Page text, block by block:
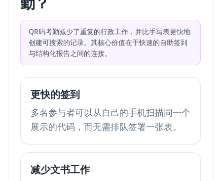
QR码考勤减少了重复的行政工作，并比手写表更快地
创建可搜索的记录。其核心价值在于快速的自助签到
与结构化报告之间的连接。
更快的签到
多名参与者可以从自己的手机扫描同一个
展示的代码，而无需排队签署一张表。
减少文书工作